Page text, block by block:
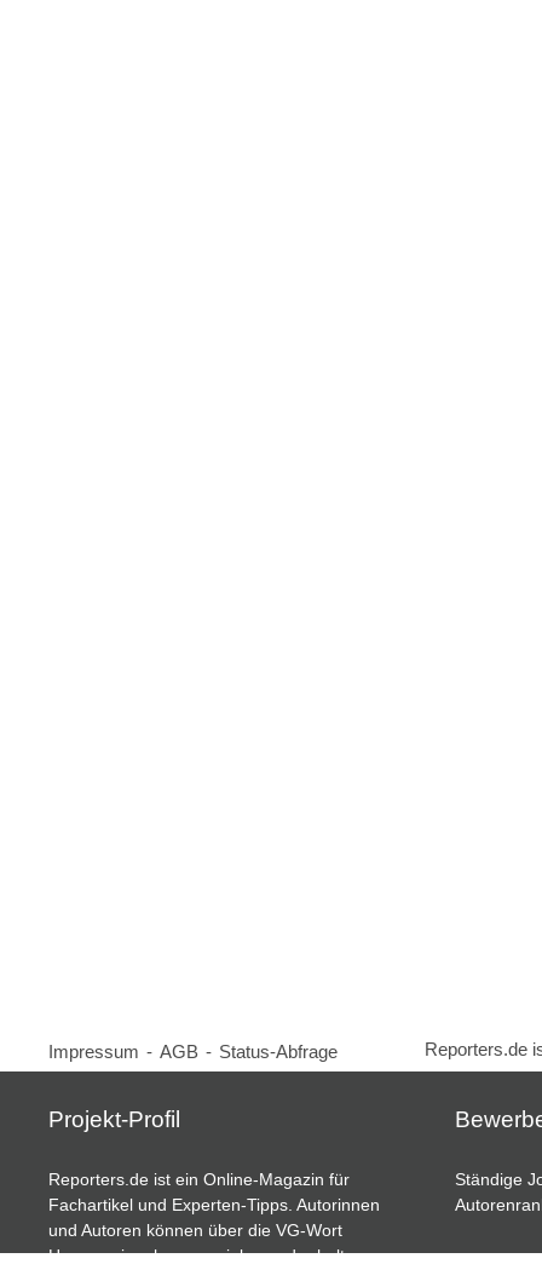
Impressum - AGB - Status-Abfrage Reporters.de
Projekt-Profil
Reporters.de ist ein Online-Magazin für
Fachartikel und Experten-Tipps. Autorinnen
und Autoren können über die VG-Wort
Honorareinnahmen erzielen und erhalten
Ständige